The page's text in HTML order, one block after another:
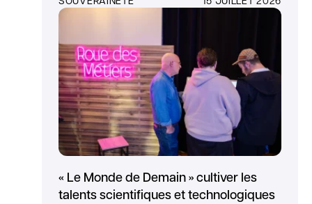
« Le Monde de Demain » cultiver les
talents scientifiques et technologiques